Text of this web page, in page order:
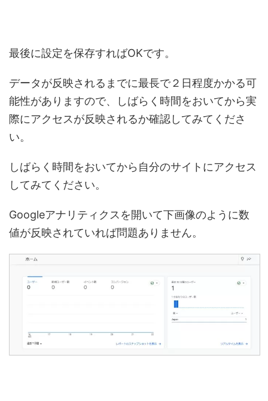
最後に設定を保存すればOKです。
データが反映されるまでに最長で２日程度かかる可
能性がありますので、しばらく時間をおいてから実
際にアクセスが反映されるか確認してみてくださ
い。
しばらく時間をおいてから自分のサイトにアクセス
してみてください。
Googleアナリティクスを開いて下画像のように数
値が反映されていれば問題ありません。